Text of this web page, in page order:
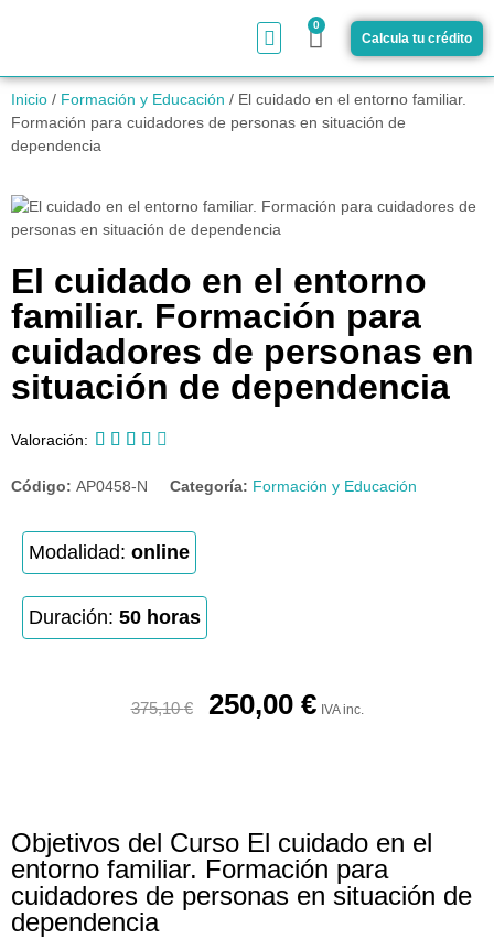
0
Calcula tu crédito
Inicio / Formación y Educación / El cuidado en el entorno familiar.
Formación para cuidadores de personas en situación de
dependencia
El cuidado en el entorno
familiar. Formación para
cuidadores de personas en
situación de dependencia
Valoración:     
Código: AP0458-N Categoría: Formación y Educación
Modalidad: online
Duración: 50 horas
375,10€ 250,00 € IVA inc.
Objetivos del Curso El cuidado en el
entorno familiar. Formación para
cuidadores de personas en situación de
dependencia